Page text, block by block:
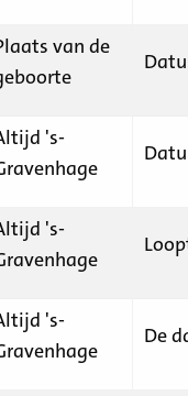
van de
's-
's-
's-
De